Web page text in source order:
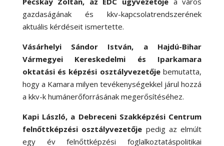
gazdaságának és kkv-kapcsolatrendszerének
aktuális kérdéseit ismertette.
Vásárhelyi Sándor István, a Hajdú-Bihar
Vármegyei Kereskedelmi és Iparkamara
oktatási és képzési osztályvezetőjebemutatta,
hogy a Kamara milyen tevékenységekkel járul hozzá
a kkv-k humánerőforrásának megerősítéséhez.
Kapi László, a Debreceni Szakképzési Centrum
felnőttképzési osztályvezetője pedig az elmúlt
egy év felnőttképzési foglalkoztatáspolitikai